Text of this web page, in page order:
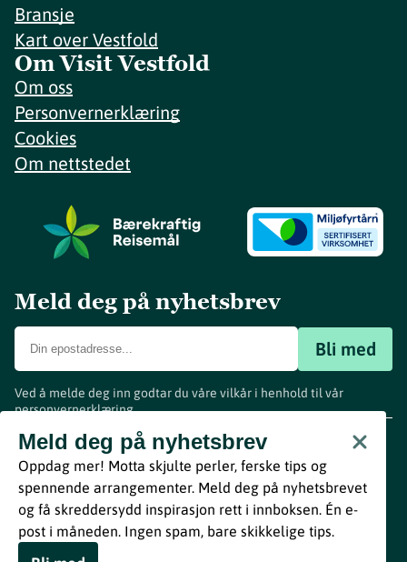
Bransje
Kart over Vestfold
Om Visit Vestfold
Om oss
Personvernerklæring
Cookies
Om nettstedet
Meld deg på nyhetsbrev
Bli med
Ved å melde deg inn godtar du våre vilkår i henhold til vår
personvernerklæring.
Meld deg på nyhetsbrev
Oppdag mer! Motta skjulte perler, ferske tips og
spennende arrangementer. Meld deg på nyhetsbrevet
og få skreddersydd inspirasjon rett i innboksen. Én e-
post i måneden. Ingen spam, bare skikkelige tips.
www.visitvestfold.com
Turistinformasjon
Vestfold Fylkeskommune
ByBreakfast